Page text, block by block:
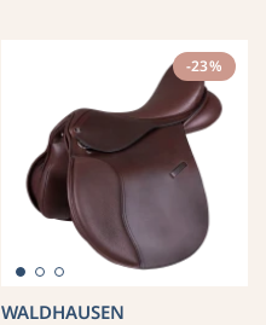
-23%
WALDHAUSEN